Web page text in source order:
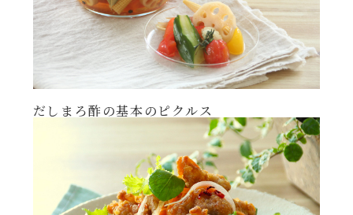
だしまろ酢の基本のピクルス